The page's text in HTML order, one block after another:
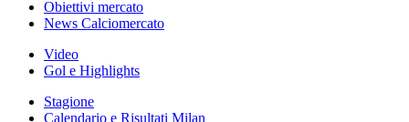
Obiettivi mercato
News Calciomercato
Video
Gol e Highlights
Stagione
Calendario e Risultati Milan